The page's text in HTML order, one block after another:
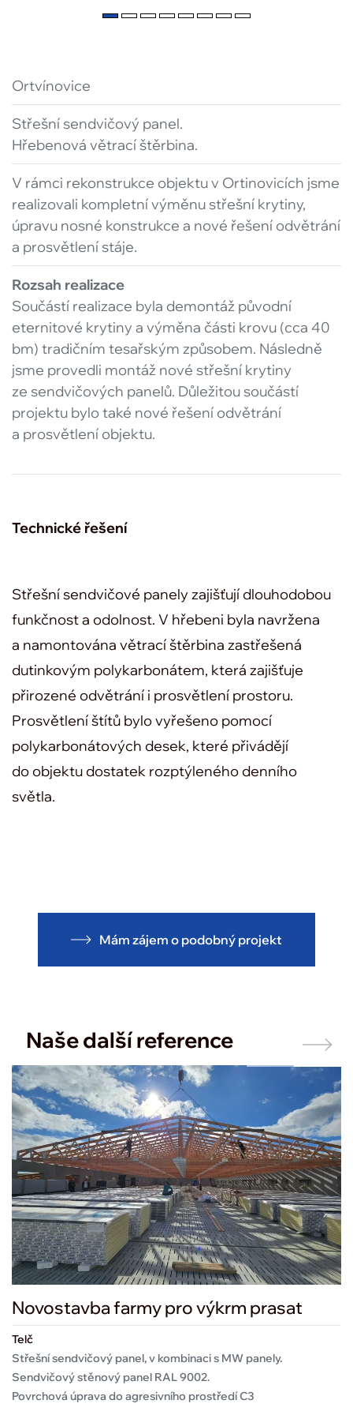
Mám zájem o podobný projekt
Ortvínovice
Střešní sendvičový panel.
Hřebenová větrací štěrbina.
V rámci rekonstrukce objektu v Ortinovicích jsme
realizovali kompletní výměnu střešní krytiny,
úpravu nosné konstrukce a nové řešení odvětrání
a prosvětlení stáje.
Rozsah realizace
Součástí realizace byla demontáž původní
eternitové krytiny a výměna části krovu (cca 40
bm) tradičním tesařským způsobem. Následně
jsme provedli montáž nové střešní krytiny
ze sendvičových panelů. Důležitou součástí
projektu bylo také nové řešení odvětrání
a prosvětlení objektu.
Technické řešení
Střešní sendvičové panely zajišťují dlouhodobou
funkčnost a odolnost. V hřebeni byla navržena
a namontována větrací štěrbina zastřešená
dutinkovým polykarbonátem, která zajišťuje
přirozené odvětrání i prosvětlení prostoru.
Prosvětlení štítů bylo vyřešeno pomocí
polykarbonátových desek, které přivádějí
do objektu dostatek rozptýleného denního
světla.
Naše další reference
Novostavba farmy pro výkrm prasat
Telč
Střešní sendvičový panel, v kombinaci s MW panely.
Sendvičový stěnový panel RAL 9002.
Povrchová úprava do agresivního prostředí C3